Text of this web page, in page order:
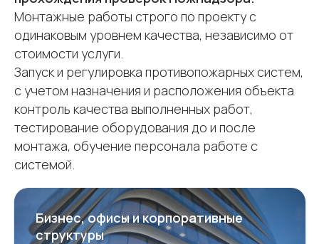
Монтажные работы строго по проекту с
одинаковым уровнем качества, независимо от
стоимости услуги.
Запуск и регулировка противопожарных систем,
с учетом назначения и расположения объекта
контроль качества выполненных работ,
тестирование оборудования до и после
монтажа, обучение персонала работе с
системой.
Бизнес, офисы и корпоративные
структуры